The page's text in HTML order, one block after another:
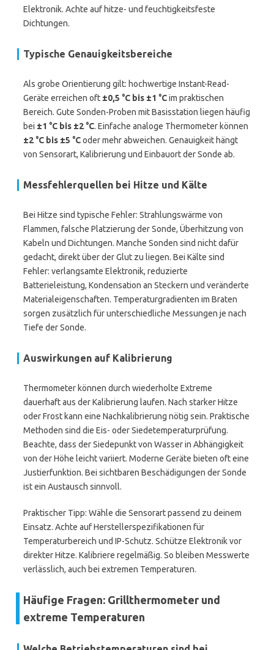
Elektronik. Achte auf hitze- und feuchtigkeitsfeste
Dichtungen.
Typische Genauigkeitsbereiche
Als grobe Orientierung gilt: hochwertige Instant-Read-
Geräte erreichen oft ±0,5 °C bis ±1 °Cim praktischen
Bereich. Gute Sonden-Proben mit Basisstation liegen häufig
bei ±1 °C bis ±2 °C. Einfache analoge Thermometer können
±2 °C bis ±5 °Coder mehr abweichen. Genauigkeit hängt
von Sensorart, Kalibrierung und Einbauort der Sonde ab.
Messfehlerquellen bei Hitze und Kälte
Bei Hitze sind typische Fehler: Strahlungswärme von
Flammen, falsche Platzierung der Sonde, Überhitzung von
Kabeln und Dichtungen. Manche Sonden sind nicht dafür
gedacht, direkt über der Glut zu liegen. Bei Kälte sind
Fehler: verlangsamte Elektronik, reduzierte
Batterieleistung, Kondensation an Steckern und veränderte
Materialeigenschaften. Temperaturgradienten im Braten
sorgen zusätzlich für unterschiedliche Messungen je nach
Tiefe der Sonde.
Auswirkungen auf Kalibrierung
Thermometer können durch wiederholte Extreme
dauerhaft aus der Kalibrierung laufen. Nach starker Hitze
oder Frost kann eine Nachkalibrierung nötig sein. Praktische
Methoden sind die Eis- oder Siedetemperaturprüfung.
Beachte, dass der Siedepunkt von Wasser in Abhängigkeit
von der Höhe leicht variiert. Moderne Geräte bieten oft eine
Justierfunktion. Bei sichtbaren Beschädigungen der Sonde
ist ein Austausch sinnvoll.
Praktischer Tipp: Wähle die Sensorart passend zu deinem
Einsatz. Achte auf Herstellerspezifikationen für
Temperaturbereich und IP-Schutz. Schütze Elektronik vor
direkter Hitze. Kalibriere regelmäßig. So bleiben Messwerte
verlässlich, auch bei extremen Temperaturen.
Häufige Fragen: Grillthermometer und
extreme Temperaturen